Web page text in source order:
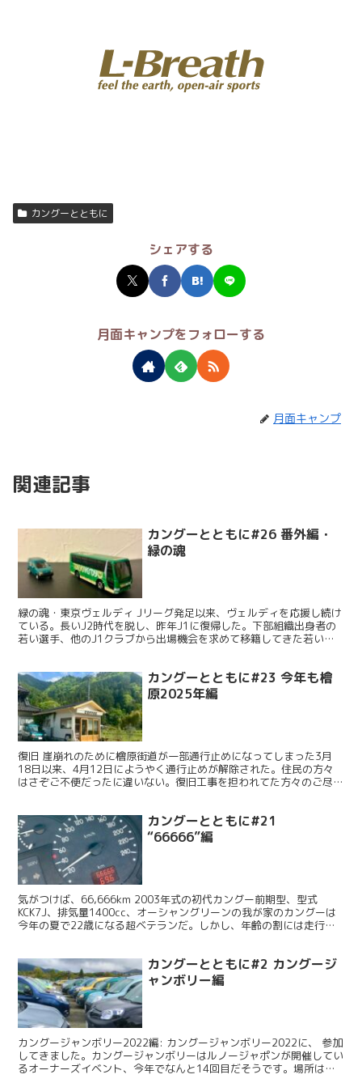
カングーとともに
シェアする
月面キャンプをフォローする
月面キャンプ
関連記事
カングーとともに#26 番外編・
緑の魂
緑の魂・東京ヴェルディ Jリーグ発足以来、ヴェルディを応援し続け
ている。長いJ2時代を脱し、昨年J1に復帰した。下部組織出身者の
若い選手、他のJ1クラブから出場機会を求めて移籍してきた若い選
カングーとともに#23 今年も檜
原2025年編
復旧 崖崩れのために檜原街道が一部通行止めになってしまった3月
18日以来、4月12日にようやく通行止めが解除された。住民の方々
はさぞご不便だったに違いない。復旧工事を担われてた方々のご尽力
カングーとともに#21
“66666”編
気がつけば、66,666km 2003年式の初代カングー前期型、型式
KCK7J、排気量1400cc、オーシャングリーンの我が家のカングーは
今年の夏で22歳になる超ベテランだ。しかし、年齢の割には走行距
カングーとともに#2 カングージ
ャンボリー編
カングージャンボリー2022編: カングージャンボリー2022に、 参加
してきました。カングージャンボリーはルノージャポンが開催してい
るオーナーズイベント、今年でなんと14回目だそうです。場所は山